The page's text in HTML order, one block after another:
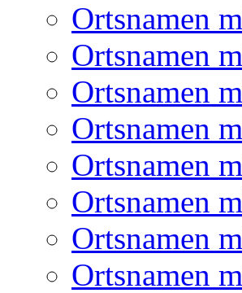
Ortsnamen
Ortsnamen
Ortsnamen
Ortsnamen
Ortsnamen
Ortsnamen
Ortsnamen
Ortsnamen